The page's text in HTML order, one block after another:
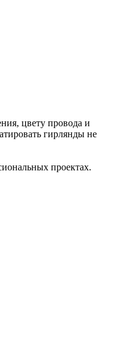
цвету провода и
гирлянды не
проектах.